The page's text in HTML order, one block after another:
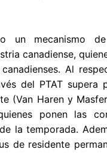
un mecanismo
canadiense,
Al
del PTAT supera
(Van Haren y
ponen las
la temporada.
de residente